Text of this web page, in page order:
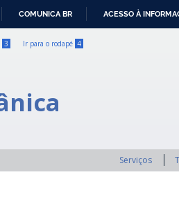
COMUNICA BR ACESSO À
3 Ir para o rodapé 4
Serviços